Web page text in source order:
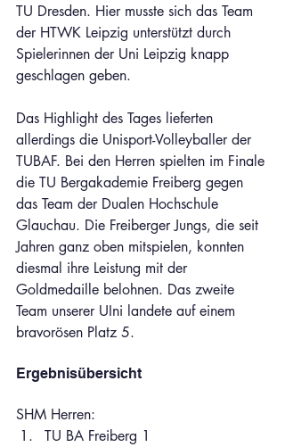
TU Dresden. Hier musste sich das Team
der HTWK Leipzig unterstützt durch
Spielerinnen der Uni Leipzig knapp
geschlagen geben.
Das Highlight des Tages lieferten
allerdings die Unisport-Volleyballer der
TUBAF. Bei den Herren spielten im Finale
die TU Bergakademie Freiberg gegen
das Team der Dualen Hochschule
Glauchau. Die Freiberger Jungs, die seit
Jahren ganz oben mitspielen, konnten
diesmal ihre Leistung mit der
Goldmedaille belohnen. Das zweite
Team unserer UIni landete auf einem
bravorösen Platz 5.
Ergebnisübersicht
SHM Herren:
TU BA Freiberg 1